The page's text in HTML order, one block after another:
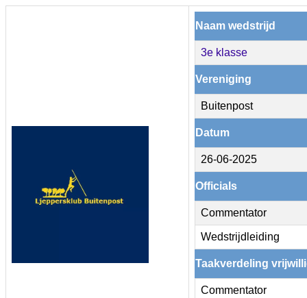
Naam wedstrijd
3e klasse
Vereniging
Buitenpost
Datum
26-06-2025
Officials
Commentator
Wedstrijdleiding
Taakverdeling
Commentator